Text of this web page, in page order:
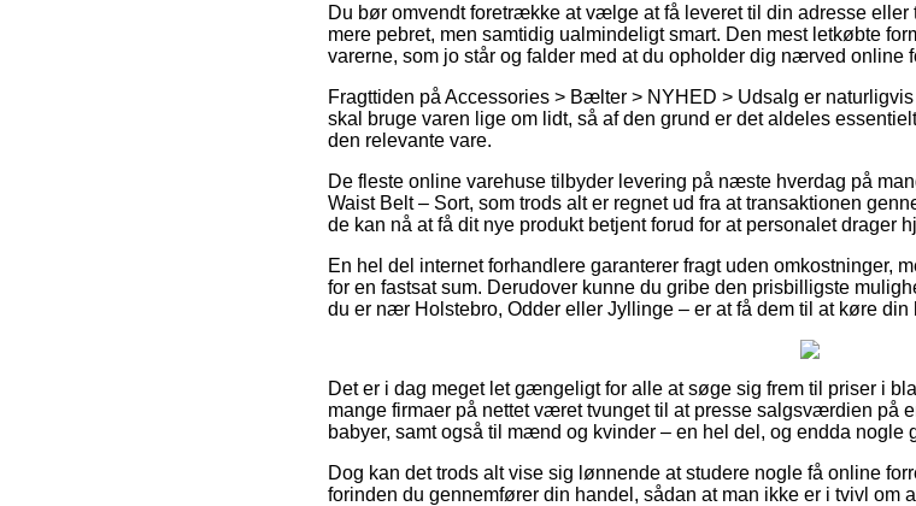
Du bør omvendt foretrække at vælge at få leveret til din adresse
mere pebret, men samtidig ualmindeligt smart. Den mest letkøbte
varerne, som jo står og falder med at du opholder dig nærved online
Fragttiden på Accessories > Bælter > NYHED > Udsalg er
skal bruge varen lige om lidt, så af den grund er det aldeles
den relevante vare.
De fleste online varehuse tilbyder levering på næste hverdag på
Waist Belt – Sort, som trods alt er regnet ud fra at transaktionen
de kan nå at få dit nye produkt betjent forud for at personalet drager
En hel del internet forhandlere garanterer fragt uden omkostninger,
for en fastsat sum. Derudover kunne du gribe den prisbilligste
du er nær Holstebro, Odder eller Jyllinge – er at få dem til at køre
Det er i dag meget let gængeligt for alle at søge sig frem til priser i
mange firmaer på nettet været tvunget til at presse salgsværdien på
babyer, samt også til mænd og kvinder – en hel del, og endda nogle
Dog kan det trods alt vise sig lønnende at studere nogle få online
forinden du gennemfører din handel, sådan at man ikke er i tvivl om